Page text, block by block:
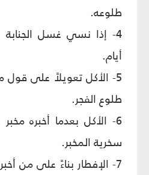
طلوعه.
4- إذا نسي غسل
أيام.
5- الأكل تعويلاً على قول
طلوع الفجر.
6- الأكل بعدما أخبره
سخرية المخبر.
7- الإفطار بناءً على من